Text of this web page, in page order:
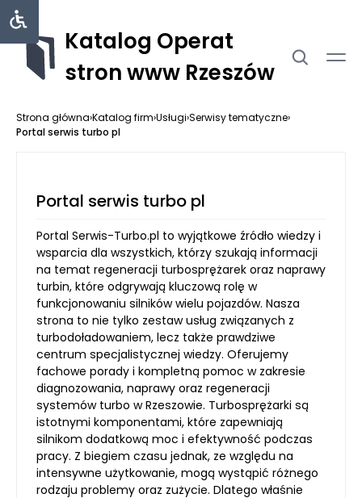
Katalog Operat
stron www Rzeszów
Strona główna›Katalog firm›Usługi›Serwisy tematyczne›
Portal serwis turbo pl
Portal serwis turbo pl
Portal Serwis-Turbo.pl to wyjątkowe źródło wiedzy i
wsparcia dla wszystkich, którzy szukają informacji
na temat regeneracji turbosprężarek oraz naprawy
turbin, które odgrywają kluczową rolę w
funkcjonowaniu silników wielu pojazdów. Nasza
strona to nie tylko zestaw usług związanych z
turbodoładowaniem, lecz także prawdziwe
centrum specjalistycznej wiedzy. Oferujemy
fachowe porady i kompletną pomoc w zakresie
diagnozowania, naprawy oraz regeneracji
systemów turbo w Rzeszowie. Turbosprężarki są
istotnymi komponentami, które zapewniają
silnikom dodatkową moc i efektywność podczas
pracy. Z biegiem czasu jednak, ze względu na
intensywne użytkowanie, mogą wystąpić różnego
rodzaju problemy oraz zużycie. Dlatego właśnie